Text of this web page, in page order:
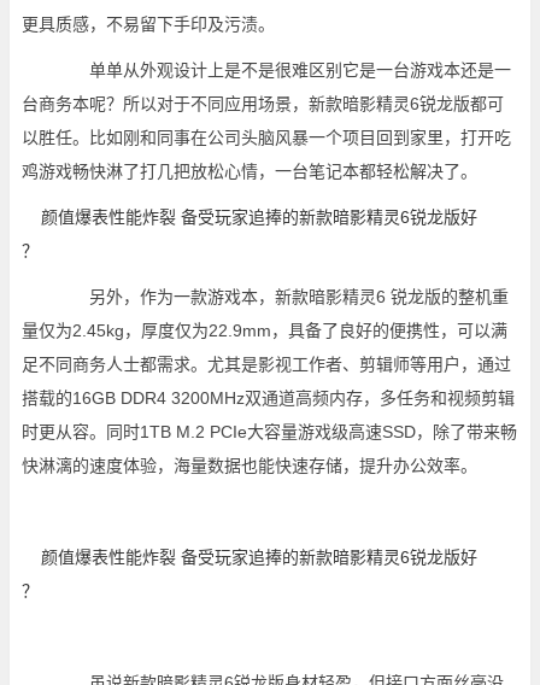
更具质感，不易留下手印及污渍。
单单从外观设计上是不是很难区别它是一台游戏本还是一
台商务本呢？所以对于不同应用场景，新款暗影精灵6锐龙版都可
以胜任。比如刚和同事在公司头脑风暴一个项目回到家里，打开吃
鸡游戏畅快淋了打几把放松心情，一台笔记本都轻松解决了。
另外，作为一款游戏本，新款暗影精灵6 锐龙版的整机重
量仅为2.45kg，厚度仅为22.9mm，具备了良好的便携性，可以满
足不同商务人士都需求。尤其是影视工作者、剪辑师等用户，通过
搭载的16GB DDR4 3200MHz双通道高频内存，多任务和视频剪辑
时更从容。同时1TB M.2 PCIe大容量游戏级高速SSD，除了带来畅
快淋漓的速度体验，海量数据也能快速存储，提升办公效率。